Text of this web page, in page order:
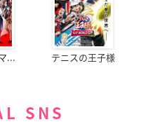
... テニスの王子様
SNS